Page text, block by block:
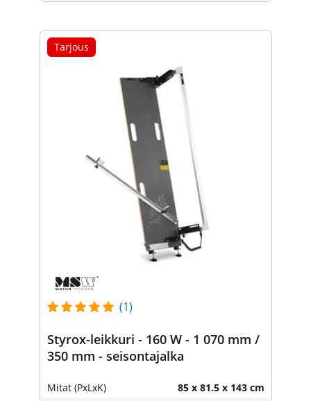
Tarjous
(1)
Styrox-leikkuri - 160 W - 1 070 mm /
350 mm - seisontajalka
Mitat (PxLxK) 85 x 81.5 x 143 cm